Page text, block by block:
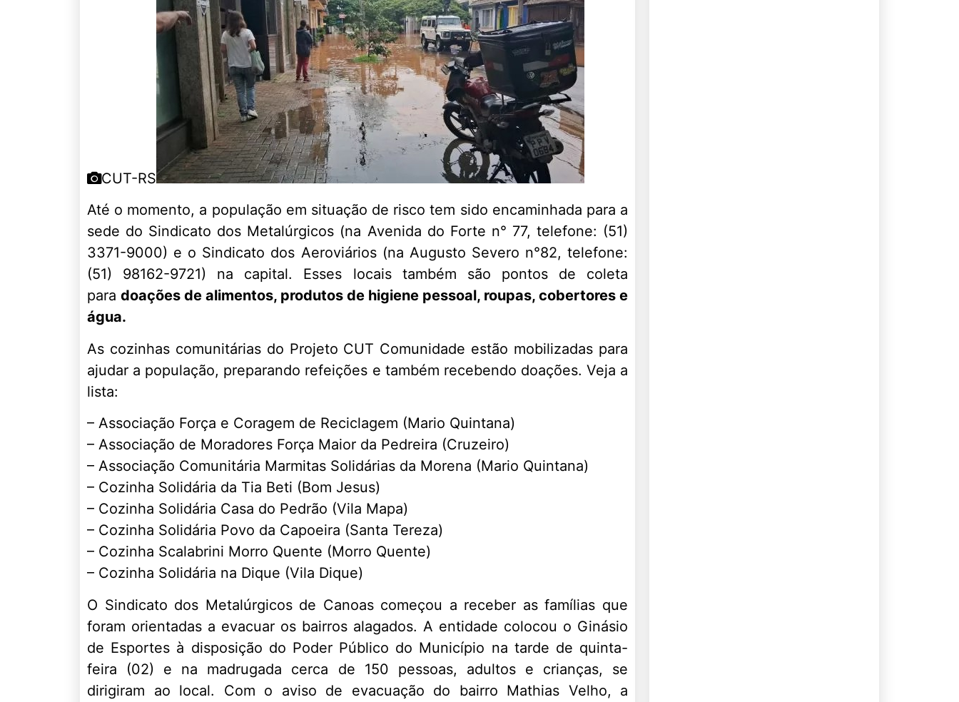
CUT-RS
Até o momento, a população em situação de risco tem sido encaminhada para a
sede do Sindicato dos Metalúrgicos (na Avenida do Forte n° 77, telefone: (51)
3371-9000) e o Sindicato dos Aeroviários (na Augusto Severo n°82, telefone:
(51) 98162-9721) na capital. Esses locais também são pontos de coleta
para doações de alimentos, produtos de higiene pessoal, roupas, cobertores e
água.
As cozinhas comunitárias do Projeto CUT Comunidade estão mobilizadas para
ajudar a população, preparando refeições e também recebendo doações. Veja a
lista:
– Associação Força e Coragem de Reciclagem (Mario Quintana)
– Associação de Moradores Força Maior da Pedreira (Cruzeiro)
– Associação Comunitária Marmitas Solidárias da Morena (Mario Quintana)
– Cozinha Solidária da Tia Beti (Bom Jesus)
– Cozinha Solidária Casa do Pedrão (Vila Mapa)
– Cozinha Solidária Povo da Capoeira (Santa Tereza)
– Cozinha Scalabrini Morro Quente (Morro Quente)
– Cozinha Solidária na Dique (Vila Dique)
O Sindicato dos Metalúrgicos de Canoas começou a receber as famílias que
foram orientadas a evacuar os bairros alagados. A entidade colocou o Ginásio
de Esportes à disposição do Poder Público do Município na tarde de quinta-
feira (02) e na madrugada cerca de 150 pessoas, adultos e crianças, se
dirigiram ao local. Com o aviso de evacuação do bairro Mathias Velho, a